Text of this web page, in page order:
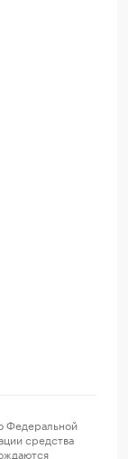
Федеральной
средства